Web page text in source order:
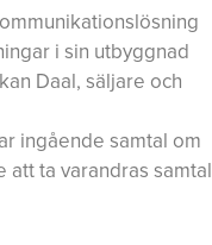
i sin utbyggnad
Daal, säljare och
ingående samtal om
ta varandras samtal